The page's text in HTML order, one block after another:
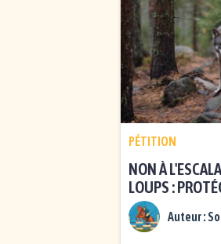
PÉTITION
NON À
LOUPS :
EMBLÉMATIQUE
Auteur :